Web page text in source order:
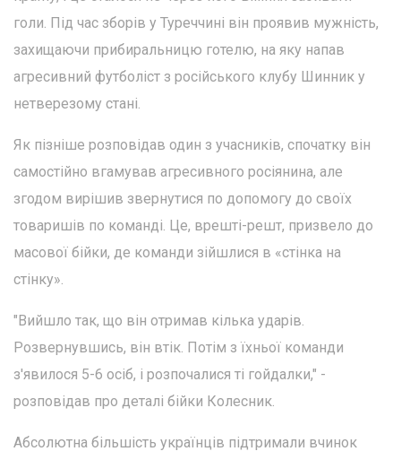
голи. Під час зборів у Туреччині він проявив мужність,
захищаючи прибиральницю готелю, на яку напав
агресивний футболіст з російського клубу Шинник у
нетверезому стані.
Як пізніше розповідав один з учасників, спочатку він
самостійно вгамував агресивного росіянина, але
згодом вирішив звернутися по допомогу до своїх
товаришів по команді. Це, врешті-решт, призвело до
масової бійки, де команди зійшлися в «стінка на
стінку».
"Вийшло так, що він отримав кілька ударів.
Розвернувшись, він втік. Потім з їхньої команди
з'явилося 5-6 осіб, і розпочалися ті гойдалки," -
розповідав про деталі бійки Колесник.
Абсолютна більшість українців підтримали вчинок